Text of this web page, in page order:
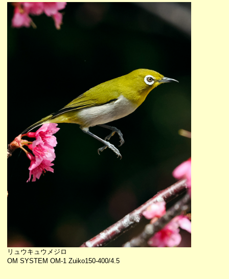
リュウキュウメジロ
OM SYSTEM OM-1 Zuiko150-400/4.5